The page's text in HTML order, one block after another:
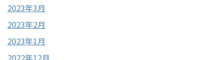
2023年3月
2023年2月
2023年1月
2022年12月